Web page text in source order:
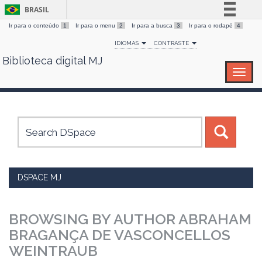
Skip
BRASIL
Simplifique!
Comunica BR
Canais
Ir para o conteúdo 1 Ir para o menu 2 Ir para a busca 3 Ir para o rodapé 4
IDIOMAS CONTRASTE
Biblioteca digital MJ
DSPACE MJ
BROWSING BY AUTHOR ABRAHAM
BRAGANÇA DE VASCONCELLOS
WEINTRAUB